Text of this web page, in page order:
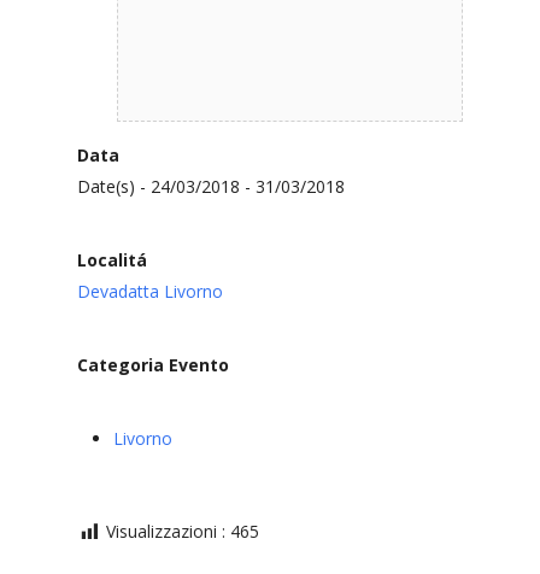
Data
Date(s) - 24/03/2018 - 31/03/2018
Localitá
Devadatta Livorno
Categoria Evento
Livorno
Visualizzazioni : 465